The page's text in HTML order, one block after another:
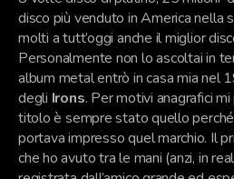
disco più venduto in America nella
molti a tutt’oggi anche il miglior
Personalmente non lo ascoltai in
album metal entrò in casa mia nel
degli Irons. Per motivi anagrafici
titolo è sempre stato quello perché
portava impresso quel marchio. Il
che ho avuto tra le mani (anzi, in